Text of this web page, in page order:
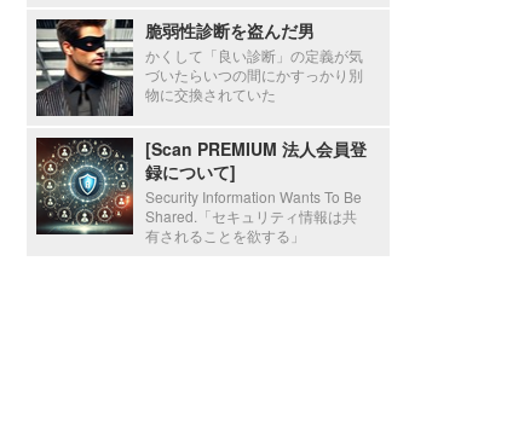
脆弱性診断を盗んだ男
かくして「良い診断」の定義が気
づいたらいつの間にかすっかり別
物に交換されていた
[Scan PREMIUM 法人会員登
録について]
Security Information Wants To Be
Shared.「セキュリティ情報は共
有されることを欲する」